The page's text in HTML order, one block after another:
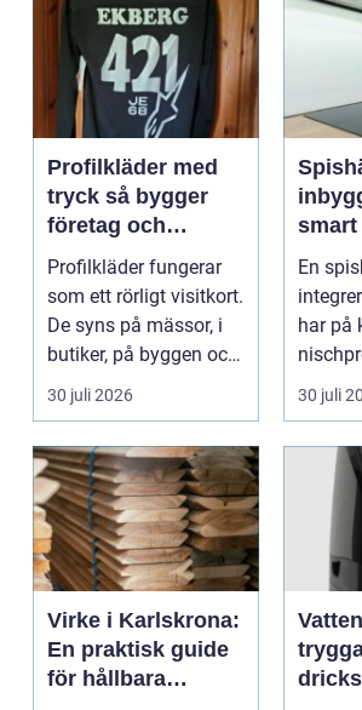
Profilkläder med
tryck så bygger
företag och
klubbar en
starkare identitet
Profilkläder fungerar
som ett rörligt visitkort.
De syns på mässor, i
butiker, på byggen och
längs v...
30 juli 2026
En
har på
30 juli
Virke i Karlskrona:
En praktisk guide
för hållbara